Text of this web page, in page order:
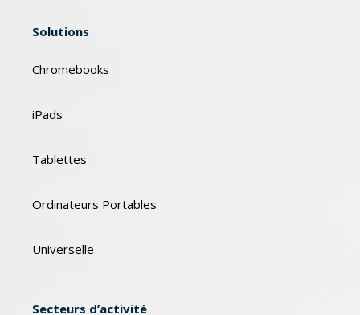
Solutions
Chromebooks
iPads
Tablettes
Ordinateurs Portables
Universelle
Secteurs d’activité